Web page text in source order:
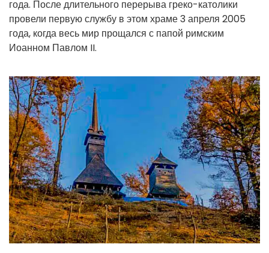
года. После длительного перерыва греко-католики
провели первую службу в этом храме 3 апреля 2005
года, когда весь мир прощался с папой римским
Иоанном Павлом II.